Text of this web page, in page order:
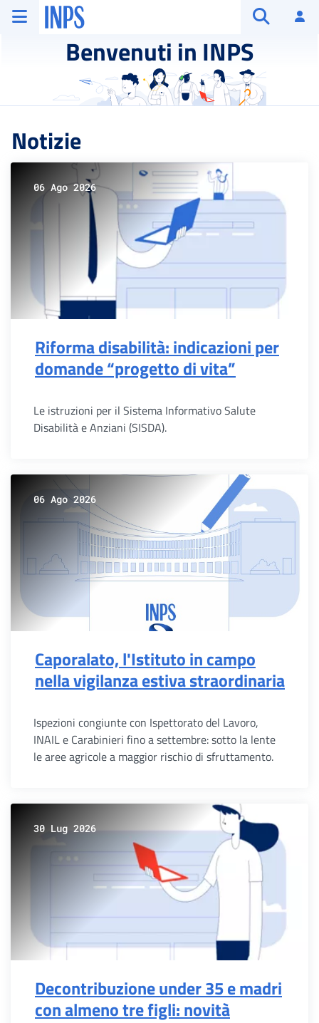
Vai al menu principale
Vai al contenuto principale
Vai al pie' di pagina
INPS ()
Benvenuti in INPS
Notizie
06 Ago 2026
Riforma disabilità: indicazioni per
domande “progetto di vita”
Le istruzioni per il Sistema Informativo Salute
Disabilità e Anziani (SISDA).
06 Ago 2026
Caporalato, l'Istituto in campo
nella vigilanza estiva straordinaria
Ispezioni congiunte con Ispettorato del Lavoro,
INAIL e Carabinieri fino a settembre: sotto la lente
le aree agricole a maggior rischio di sfruttamento.
30 Lug 2026
Decontribuzione under 35 e madri
con almeno tre figli: novità